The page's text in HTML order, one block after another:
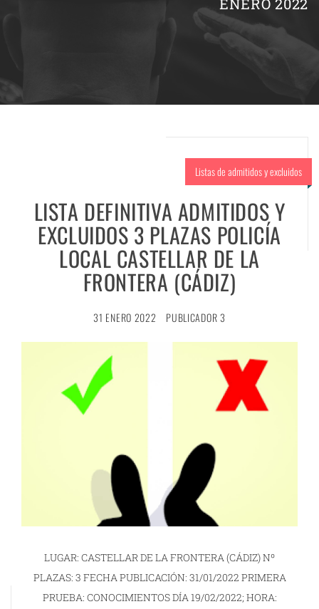
Listas de admitidos y excluidos
LISTA DEFINITIVA ADMITIDOS Y
EXCLUIDOS 3 PLAZAS POLICÍA
LOCAL CASTELLAR DE LA
FRONTERA (CÁDIZ)
31 ENERO 2022 PUBLICADOR 3
LUGAR: CASTELLAR DE LA FRONTERA (CÁDIZ) Nº
PLAZAS: 3 FECHA PUBLICACIÓN: 31/01/2022 PRIMERA
PRUEBA: CONOCIMIENTOS DÍA 19/02/2022; HORA: